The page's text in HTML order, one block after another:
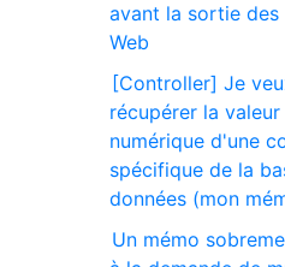
avant la sortie des
Web
[Controller] Je
récupérer la valeur
numérique d'une
spécifique de la
données (mon
Un mémo